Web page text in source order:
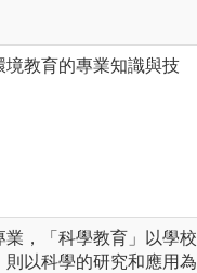
教育的專業知識與技
，「科學教育」以學校
以科學的研究和應用為